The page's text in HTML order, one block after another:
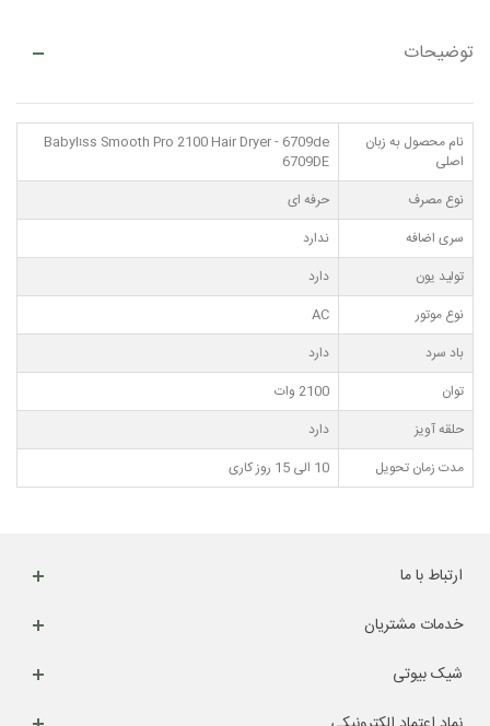
توضیحات
نام محصول به زبان
اصلی
Babylıss Smooth Pro 2100 Hair Dryer - 6709de
6709DE
نوع مصرف
حرفه ای
سری اضافه
ندارد
تولید یون
دارد
نوع موتور
AC
باد سرد
دارد
توان
2100 وات
حلقه آویز
دارد
مدت زمان تحویل
10 الی 15 روز کاری
ارتباط با ما
خدمات مشتریان
شیک بیوتی